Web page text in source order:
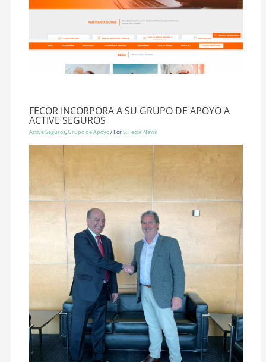
FECOR INCORPORA A SU GRUPO DE APOYO A
ACTIVE SEGUROS
Active Seguros,Grupo de Apoyo/ PorS. Fecor News